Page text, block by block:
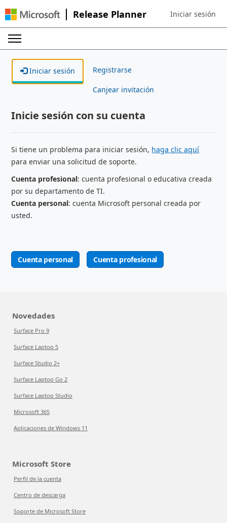
Release Planner Sign in to your
Iniciar sesión
Iniciar sesión Registrarse
Canjear invitación
Inicie sesión con su cuenta
Si tiene un problema para iniciar sesión, haga clic aquí
para enviar una solicitud de soporte.
Cuenta profesional: cuenta profesional o educativa creada
por su departamento de TI.
Cuenta personal: cuenta Microsoft personal creada por
usted.
Cuenta personal Cuenta profesional
Novedades
Surface Pro 9
Surface Laptop 5
Surface Studio 2+
Surface Laptop Go 2
Surface Laptop Studio
Microsoft 365
Aplicaciones de Windows 11
Microsoft Store
Perfil de la cuenta
Centro de descarga
Soporte de Microsoft Store